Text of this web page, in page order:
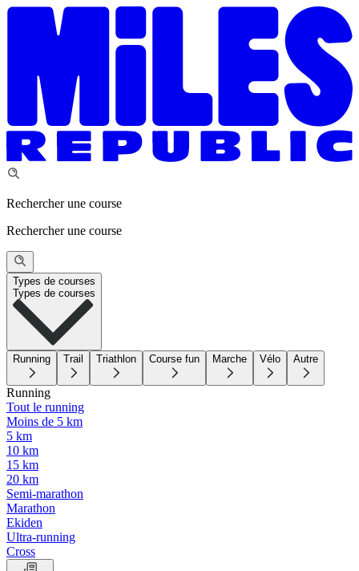
Rechercher une course
Rechercher une course
Types de courses
Types de courses
Running Trail Triathlon Course fun Marche Vélo Autre
Running
Tout le running
Moins de 5 km
5 km
10 km
15 km
20 km
Semi-marathon
Marathon
Ekiden
Ultra-running
Cross